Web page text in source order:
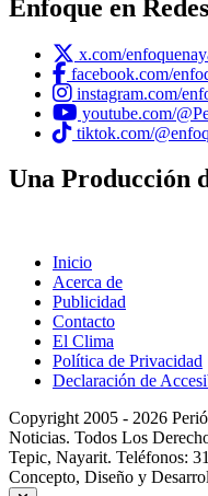
Enfoque en Redes
x.com/
facebook.com/
instagram.com/
youtube.com/
tiktok.com/
Una Producción
Inicio
Acerca de
Publicidad
Contacto
El Clima
Política de Privacidad
Declaración de
Copyright 2005 - 2026
Noticias. Todos Los
Tepic, Nayarit. Teléfonos:
Concepto, Diseño y